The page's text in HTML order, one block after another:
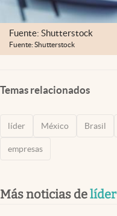
Fuente: Shutterstock
Fuente: Shutterstock
Temas relacionados
líder México Brasil
empresas
Más noticias delíder